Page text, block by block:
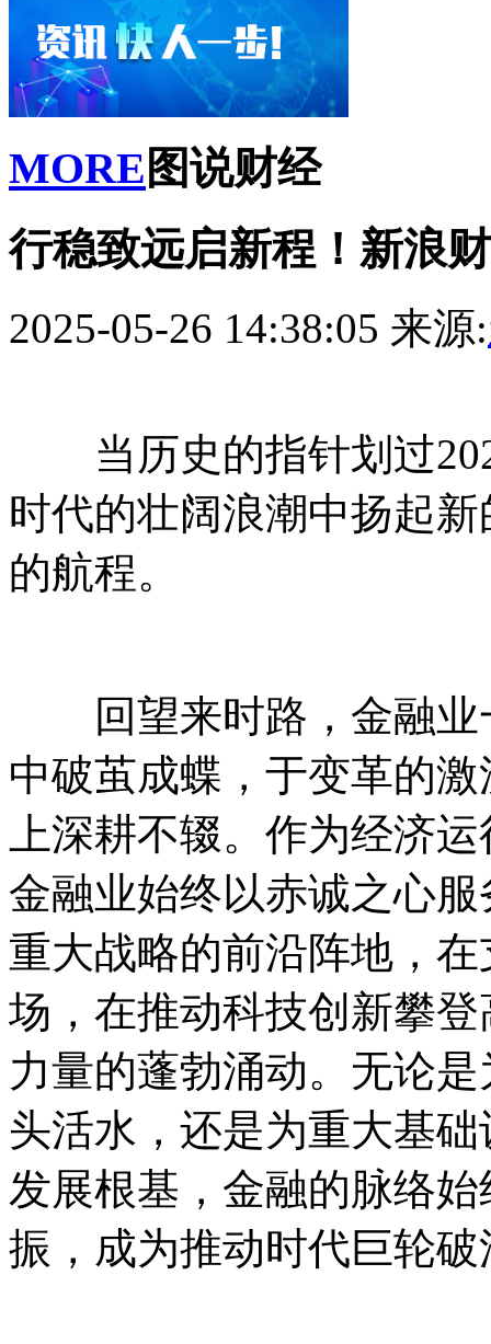
MORE 图说财经
行稳致远启新程！新浪
2025-05-26 14:38:05 来源:
当历史的指针划过
时代的壮阔浪潮中扬起
的航程。
回望来时路，金融业
中破茧成蝶，于变革的
上深耕不辍。作为经济
金融业始终以赤诚之心
重大战略的前沿阵地，
场，在推动科技创新攀
力量的蓬勃涌动。无论
头活水，还是为重大基
发展根基，金融的脉络
振，成为推动时代巨轮